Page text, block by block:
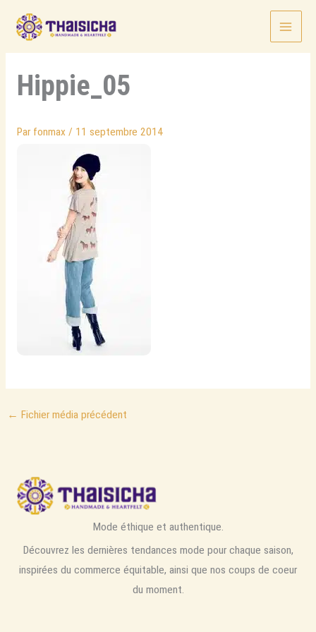
Hippie_05
Par fonmax / 11 septembre 2014
← Fichier média précédent
Mode éthique et authentique.
Découvrez les dernières tendances mode pour chaque saison,
inspirées du commerce équitable, ainsi que nos coups de coeur
du moment.